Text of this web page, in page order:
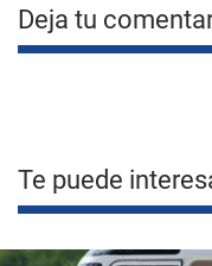
Deja tu
Te puede